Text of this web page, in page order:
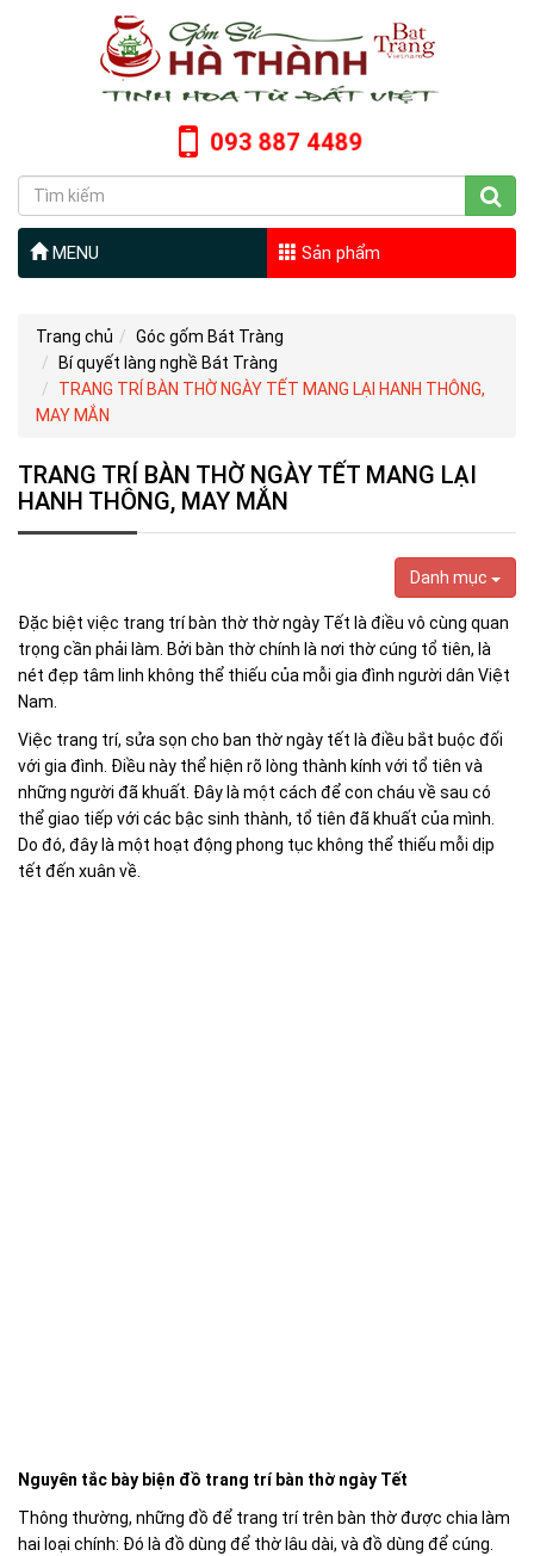
093 887 4489
MENU Sản phẩm
Trang chủ
Góc gốm Bát Tràng
Bí quyết làng nghề Bát Tràng
TRANG TRÍ BÀN THỜ NGÀY TẾT MANG LẠI HANH THÔNG,
MAY MẮN
TRANG TRÍ BÀN THỜ NGÀY TẾT MANG LẠI
HANH THÔNG, MAY MẮN
Danh mục
Đặc biệt việc trang trí bàn thờ thờ ngày Tết là điều vô cùng quan
trọng cần phải làm. Bởi bàn thờ chính là nơi thờ cúng tổ tiên, là
nét đẹp tâm linh không thể thiếu của mỗi gia đình người dân Việt
Nam.
Việc trang trí, sửa sọn cho ban thờ ngày tết là điều bắt buộc đối
với gia đình. Điều này thể hiện rõ lòng thành kính với tổ tiên và
những người đã khuất. Đây là một cách để con cháu về sau có
thể giao tiếp với các bậc sinh thành, tổ tiên đã khuất của mình.
Do đó, đây là một hoạt động phong tục không thể thiếu mỗi dịp
tết đến xuân về.
Nguyên tắc bày biện đồ trang trí bàn thờ ngày Tết
Thông thường, những đồ để trang trí trên bàn thờ được chia làm
hai loại chính: Đó là đồ dùng để thờ lâu dài, và đồ dùng để cúng.